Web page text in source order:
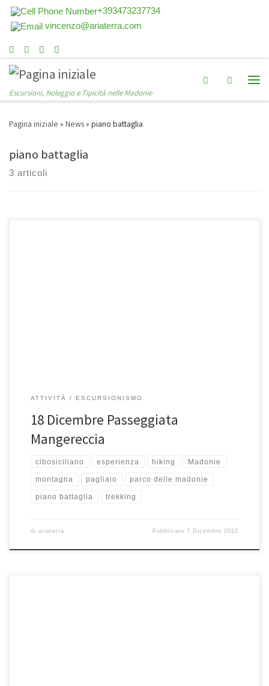
+393473237734
vincenzo@ariaterra.com
Escursioni, Noleggio e Tipicità nelle Madonie
Search
Pagina iniziale » News» piano battaglia
piano battaglia
3 articoli
ATTIVITÀ ESCURSIONISMO
18 Dicembre Passeggiata
Mangereccia
cibosiciliano esperienza hiking Madonie
montagna pagliaio parco delle madonie
piano battaglia trekking
di ariaterra Pubblicato7 Dicembre 2022